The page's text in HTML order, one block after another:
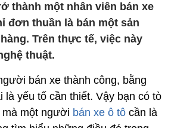
thành một nhân viên bán xe
đơn thuần là bán một sản
Trên thực tế, việc này
thuật.
bán xe thành công, bằng
là yếu tố cần thiết. Vậy bạn có tò
một người bán xe ô tô cần là